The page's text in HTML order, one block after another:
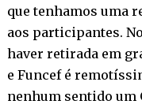
que tenhamos uma
aos participantes.
haver retirada em
e Funcef é
nenhum sentido um